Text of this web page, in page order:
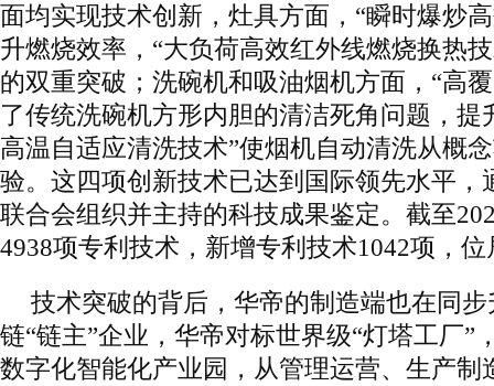
面均实现技术创新，灶具方面，“瞬时爆炒
升燃烧效率，“大负荷高效红外线燃烧换热
的双重突破；洗碗机和吸油烟机方面，“高
了传统洗碗机方形内胆的清洁死角问题，提
高温自适应清洗技术”使烟机自动清洗从概
验。这四项创新技术已达到国际领先水平，
联合会组织并主持的科技成果鉴定。截至
4938项专利技术，新增专利技术1042项，
技术突破的背后，华帝的制造端也在同
链“链主”企业，华帝对标世界级“灯塔工厂”
数字化智能化产业园，从管理运营、生产制